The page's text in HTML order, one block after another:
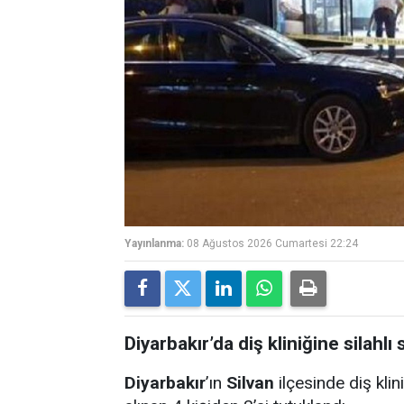
Yayınlanma: 08 Ağustos 2026 Cumartesi 22:24
Diyarbakır’da diş kliniğine
Diyarbakır’ın Silvan ilçesinde diş